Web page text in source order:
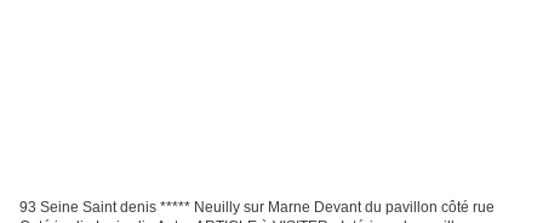
93 Seine Saint denis ***** Neuilly sur Marne Devant du pavillon côté rue